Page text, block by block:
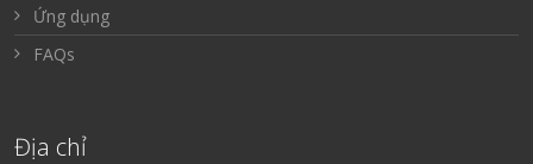
Ứng dụng
FAQs
Địa chỉ